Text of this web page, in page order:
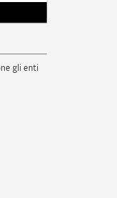
gli enti